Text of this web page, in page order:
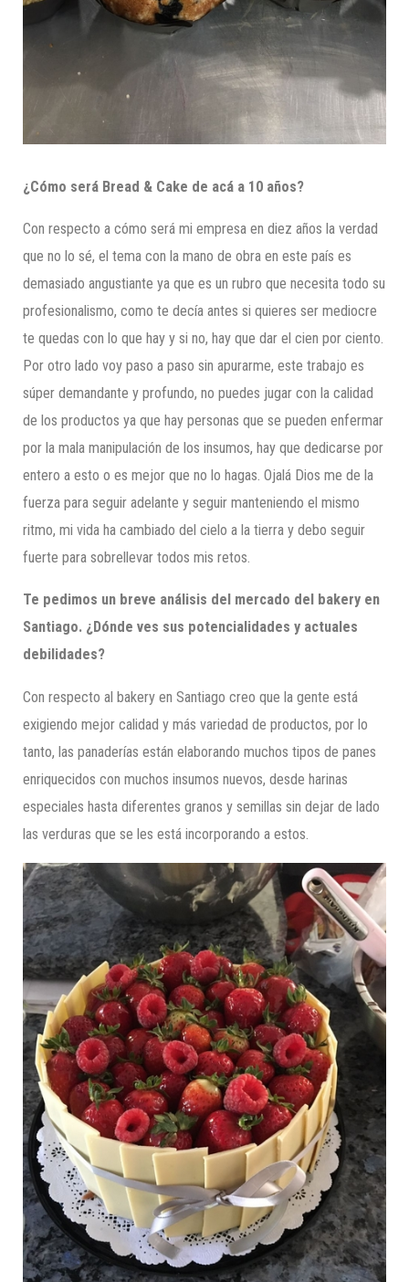
¿Cómo será Bread & Cake de acá a 10 años?
Con respecto a cómo será mi empresa en diez años la verdad
que no lo sé, el tema con la mano de obra en este país es
demasiado angustiante ya que es un rubro que necesita todo su
profesionalismo, como te decía antes si quieres ser mediocre
te quedas con lo que hay y si no, hay que dar el cien por ciento.
Por otro lado voy paso a paso sin apurarme, este trabajo es
súper demandante y profundo, no puedes jugar con la calidad
de los productos ya que hay personas que se pueden enfermar
por la mala manipulación de los insumos, hay que dedicarse por
entero a esto o es mejor que no lo hagas. Ojalá Dios me de la
fuerza para seguir adelante y seguir manteniendo el mismo
ritmo, mi vida ha cambiado del cielo a la tierra y debo seguir
fuerte para sobrellevar todos mis retos.
Te pedimos un breve análisis del mercado del bakery en
Santiago. ¿Dónde ves sus potencialidades y actuales
debilidades?
Con respecto al bakery en Santiago creo que la gente está
exigiendo mejor calidad y más variedad de productos, por lo
tanto, las panaderías están elaborando muchos tipos de panes
enriquecidos con muchos insumos nuevos, desde harinas
especiales hasta diferentes granos y semillas sin dejar de lado
las verduras que se les está incorporando a estos.